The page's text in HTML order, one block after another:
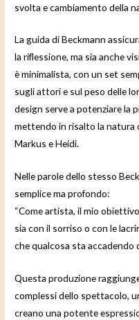
svolta e cambiamento della
La guida di Beckmann
la riflessione, ma sia anche
è minimalista, con un set
sugli attori e sul peso delle
design serve a potenziare la
mettendo in risalto la natura
Markus e Heidi.
Nelle parole dello stesso
semplice ma profondo:
“Come artista, il mio
sia con il sorriso o con le
che qualcosa sta accadendo
Questa produzione
complessi dello spettacolo,
creano una potente